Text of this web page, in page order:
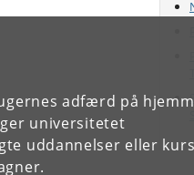
adfærd på
universitetet
uddannelser eller